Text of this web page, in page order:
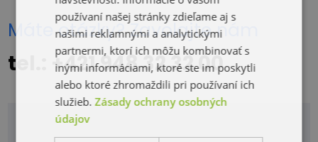
Máte otázky? Zavolajte nám
tel.: +421 948 32 32 00
používaní našej stránky zdieľame aj s
našimi reklamnými a analytickými
partnermi, ktorí ich môžu kombinovať s
inými informáciami, ktoré ste im poskytli
alebo ktoré zhromaždili pri používaní ich
služieb.Zásady ochrany osobných
údajov